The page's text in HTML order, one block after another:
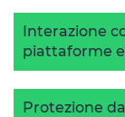
Interazione
piattaforme
Protezione